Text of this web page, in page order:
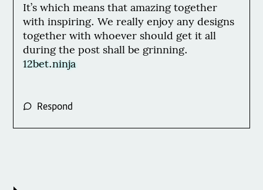
It’s which means that amazing together
with inspiring. We really enjoy any designs
together with whoever should get it all
during the post shall be grinning.
12bet.ninja
Respond